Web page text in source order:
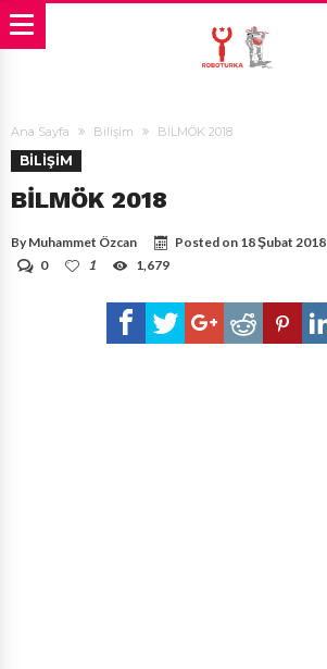
Ana Sayfa Bilişim BİLMÖK 2018
BILIŞIM
BİLMÖK 2018
By Muhammet Özcan Posted on 18 Şubat 2018
0
1 1,679